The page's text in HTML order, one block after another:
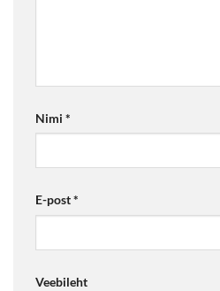
Nimi *
E-post*
Veebileht